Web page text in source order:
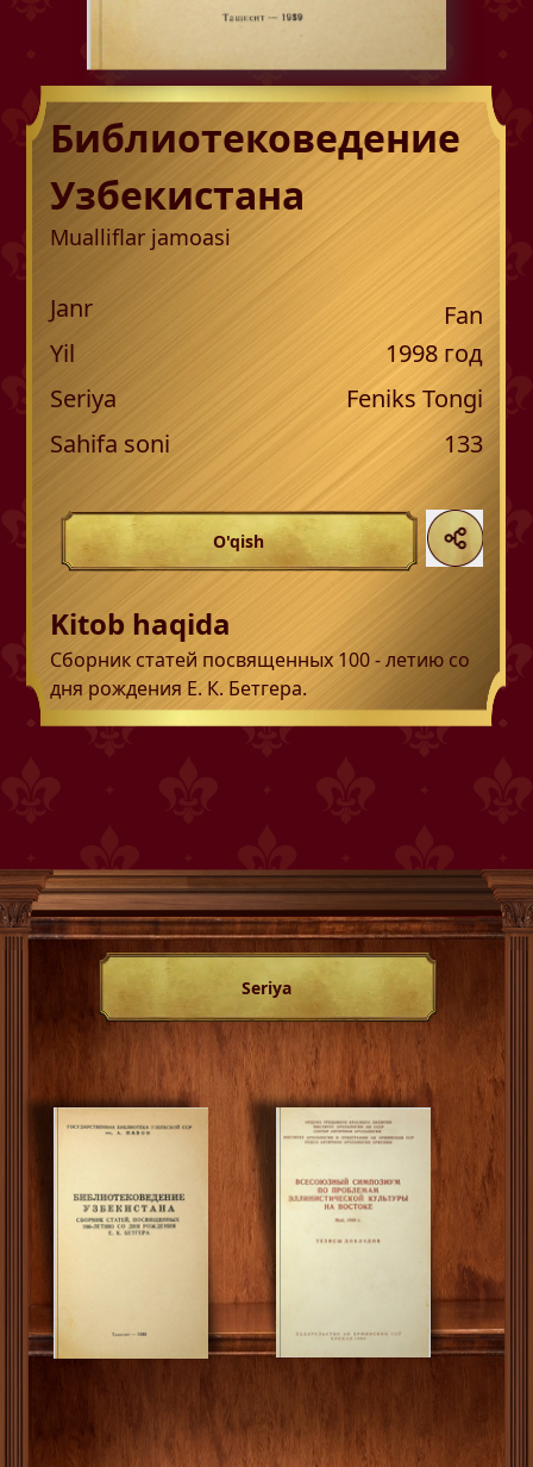
Библиотековедение
Узбекистана
Mualliflar jamoasi
Janr
Fan
Yil
1998год
Seriya
Feniks Tongi
Sahifa soni
133
O'qish
Kitob haqida
Сборник статей посвященных 100 - летию со
дня рождения Е. К. Бетгера.
Seriya